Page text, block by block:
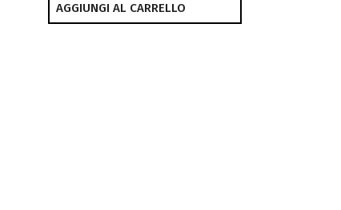
AGGIUNGI AL CARRELLO